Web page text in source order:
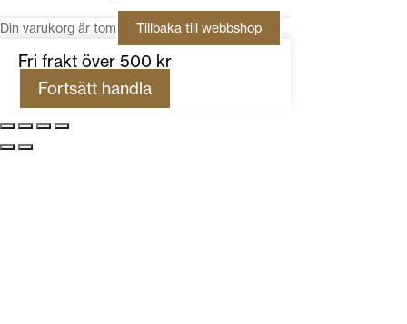
Din varukorg är tom Tillbaka till webbshop
Fri frakt över 500 kr
Fortsätt handla